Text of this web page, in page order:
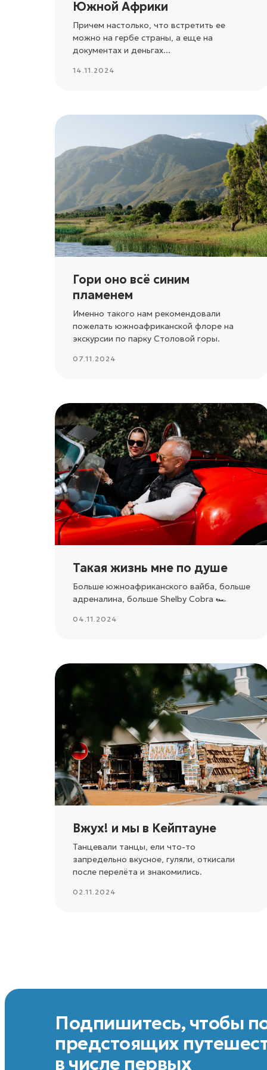
Южной Африки
Причем настолько, что встретить ее
можно на гербе страны, а еще на
документах и деньгах...
14.11.2024
Гори оно всё синим
пламенем
Именно такого нам рекомендовали
пожелать южноафриканской флоре на
экскурсии по парку Столовой горы.
07.11.2024
Такая жизнь мне по душе
Больше южноафриканского вайба, больше
адреналина, больше Shelby Cobra 🏎️
04.11.2024
Вжух! и мы в Кейптауне
Танцевали танцы, ели что-то
запредельно вкусное, гуляли, откисали
после перелёта и знакомились.
02.11.2024
Подпишитесь, чтобы
предстоящих
в числе первых